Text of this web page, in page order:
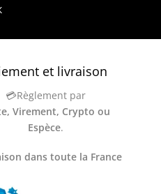
et livraison
💳Règlement par
Virement, Crypto ou
Espèce.
dans toute la France